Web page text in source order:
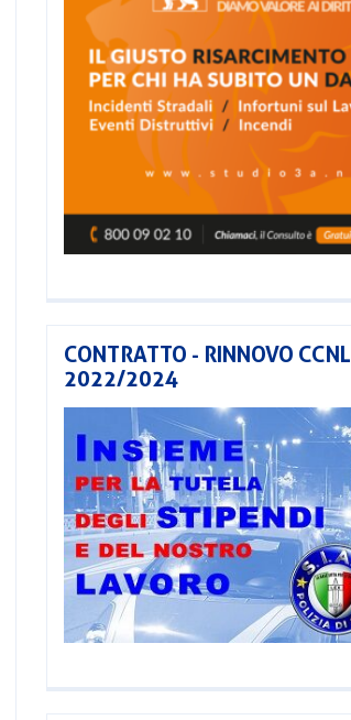
CONTRATTO - RINNOVO CCNL
2022/2024